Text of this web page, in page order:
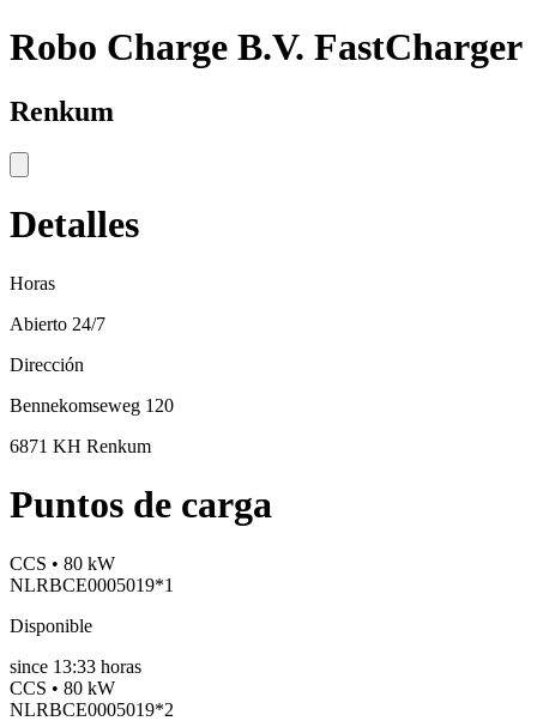
Robo Charge B.V. FastCharger
Renkum
Detalles
Horas
Abierto 24/7
Dirección
Bennekomseweg 120
6871 KH Renkum
Puntos de carga
CCS • 80 kW
NLRBCE0005019*1
Disponible
since 13:33 horas
CCS • 80 kW
NLRBCE0005019*2